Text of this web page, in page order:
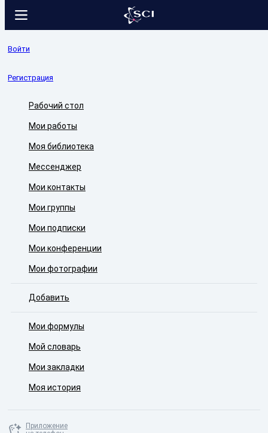
Войти
Регистрация
Рабочий стол
Мои работы
Моя библиотека
Мессенджер
Мои контакты
Мои группы
Мои подписки
Мои конференции
Мои фотографии
Добавить
Мои формулы
Мой словарь
Мои закладки
Моя история
Приложение